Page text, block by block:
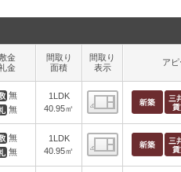
金
金
間取り
面積
間取り
表示
アピ
無
無
1LDK
40.95㎡
間取り表示
無
無
1LDK
40.95㎡
間取り表示